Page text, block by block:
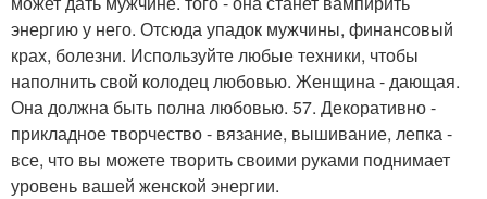
энергию у него. Отсюда упадок мужчины, финансовый
крах, болезни. Используйте любые техники, чтобы
наполнить свой колодец любовью. Женщина - дающая.
Она должна быть полна любовью. 57. Декоративно -
прикладное творчество - вязание, вышивание, лепка -
все, что вы можете творить своими руками поднимает
уровень вашей женской энергии.